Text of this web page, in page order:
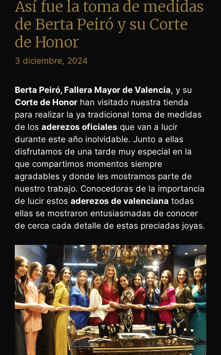
Así fue la toma de medidas
de Berta Peiró y su Corte
de Honor
3 diciembre, 2024
Berta Peiró, Fallera Mayor de Valencia, y su
Corte de Honor han visitado nuestra tienda
para realizar la ya tradicional toma de medidas
de los aderezos oficiales que van a lucir
durante este año inolvidable. Junto a ellas
disfrutamos de una tarde muy especial en la
que compartimos momentos siempre
agradables y donde les mostramos parte de
nuestro trabajo. Conocedoras de la importancia
de lucir estos aderezos de valenciana todas
ellas se mostraron entusiasmadas de conocer
de cerca cada detalle de estas preciadas joyas.